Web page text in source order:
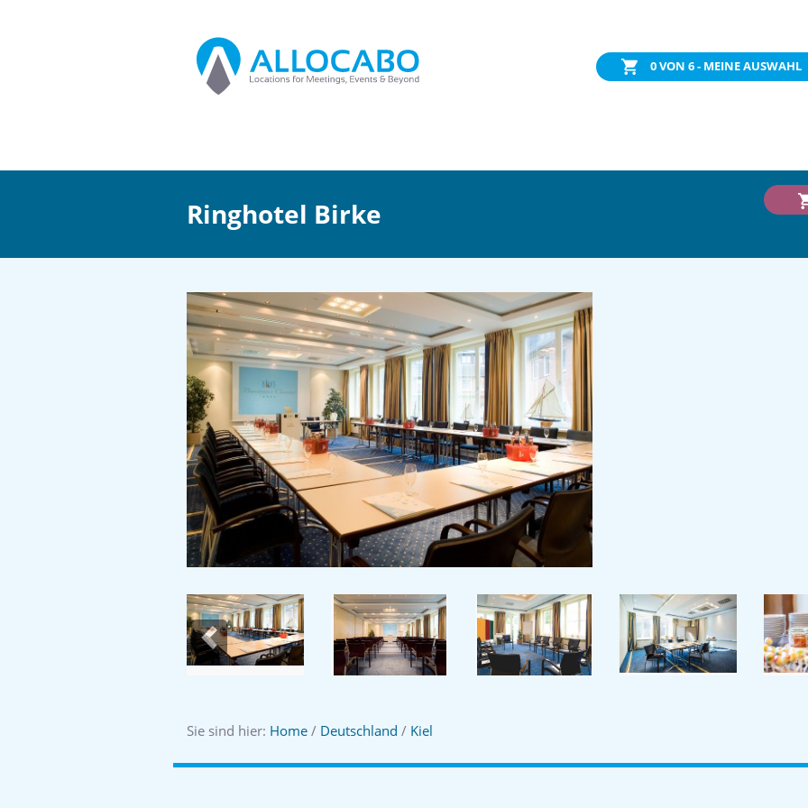
0VON 6 - MEINE AUSWAHL
Ringhotel Birke
Previous
Sie sind hier: Home / Deutschland / Kiel